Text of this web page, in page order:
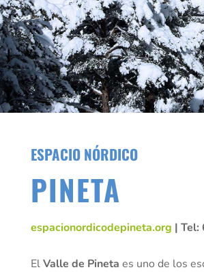
ESPACIO NÓRDICO
PINETA
espacionordicodepineta.org | Tel:
ElValle de Pineta es uno de los